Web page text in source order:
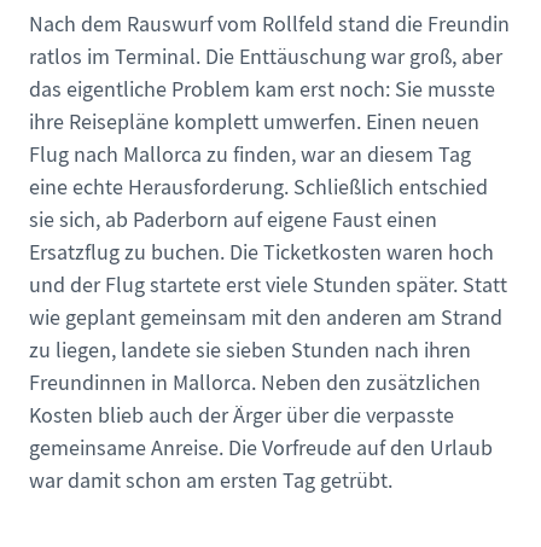
Nach dem Rauswurf vom Rollfeld stand die Freundin
ratlos im Terminal. Die Enttäuschung war groß, aber
das eigentliche Problem kam erst noch: Sie musste
ihre Reisepläne komplett umwerfen. Einen neuen
Flug nach Mallorca zu finden, war an diesem Tag
eine echte Herausforderung. Schließlich entschied
sie sich, ab Paderborn auf eigene Faust einen
Ersatzflug zu buchen. Die Ticketkosten waren hoch
und der Flug startete erst viele Stunden später. Statt
wie geplant gemeinsam mit den anderen am Strand
zu liegen, landete sie sieben Stunden nach ihren
Freundinnen in Mallorca. Neben den zusätzlichen
Kosten blieb auch der Ärger über die verpasste
gemeinsame Anreise. Die Vorfreude auf den Urlaub
war damit schon am ersten Tag getrübt.